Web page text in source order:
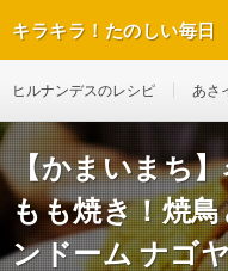
キラキラ！たのしい毎日
ヒルナンデスのレシピ あさ
【かまいまち
もも焼き！焼
ンドーム ナゴ